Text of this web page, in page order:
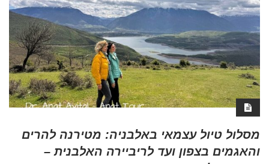
מסלול טיול עצמאי באלבניה: מטירנה להרים
והאגמים בצפון ועד לריביירה האלבנית –